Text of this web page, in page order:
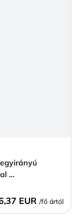
...
EUR /fő ártól